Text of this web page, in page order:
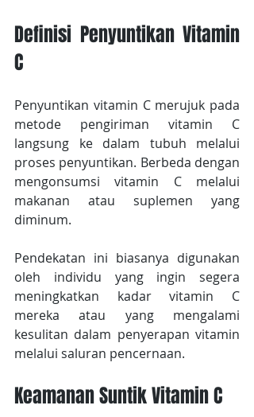
Definisi Penyuntikan Vitamin
C
Penyuntikan vitamin C merujuk pada
metode pengiriman vitamin C
langsung ke dalam tubuh melalui
proses penyuntikan. Berbeda dengan
mengonsumsi vitamin C melalui
makanan atau suplemen yang
diminum.
Pendekatan ini biasanya digunakan
oleh individu yang ingin segera
meningkatkan kadar vitamin C
mereka atau yang mengalami
kesulitan dalam penyerapan vitamin
melalui saluran pencernaan.
Keamanan Suntik Vitamin C